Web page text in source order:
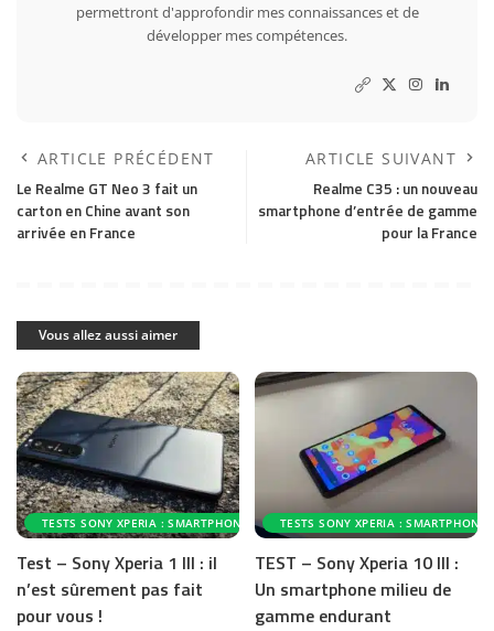
permettront d'approfondir mes connaissances et de
développer mes compétences.
ARTICLE PRÉCÉDENT
Le Realme GT Neo 3 fait un
carton en Chine avant son
arrivée en France
ARTICLE SUIVANT
Realme C35 : un nouveau
smartphone d’entrée de gamme
pour la France
Vous allez aussi aimer
TESTS SONY XPERIA : SMARTPHONES ET ACCESSOIRES
Test – Sony Xperia 1 III : il
n’est sûrement pas fait
pour vous !
TESTS SONY XPERIA :
TEST – Sony Xperia 10 III :
Un smartphone milieu de
gamme endurant